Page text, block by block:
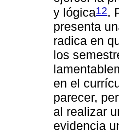
y lógica12.
presenta
radica en
los
en el
parecer,
al realizar
evidencia